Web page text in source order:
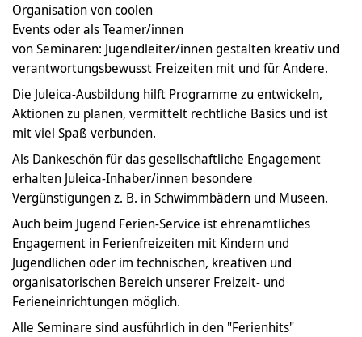
Organisation von coolen
Events oder als Teamer/innen
von Seminaren: Jugendleiter/innen gestalten kreativ und
verantwortungsbewusst Freizeiten mit und für Andere.
Die Juleica-Ausbildung hilft Programme zu entwickeln,
Aktionen zu planen, vermittelt rechtliche Basics und ist
mit viel Spaß verbunden.
Als Dankeschön für das gesellschaftliche Engagement
erhalten Juleica-Inhaber/innen besondere
Vergünstigungen z. B. in Schwimmbädern und Museen.
Auch beim Jugend Ferien-Service ist ehrenamtliches
Engagement in Ferienfreizeiten mit Kindern und
Jugendlichen oder im technischen, kreativen und
organisatorischen Bereich unserer Freizeit- und
Ferieneinrichtungen möglich.
Alle Seminare sind ausführlich in den "Ferienhits"